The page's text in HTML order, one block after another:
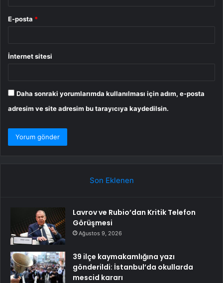
E-posta *
İnternet sitesi
Daha sonraki yorumlarımda kullanılması için adım, e-posta
adresim ve site adresim bu tarayıcıya kaydedilsin.
Son Eklenen
Lavrov ve Rubio’dan Kritik Telefon
Görüşmesi
Ağustos 9, 2026
39 ilçe kaymakamlığına yazı
gönderildi: İstanbul’da okullarda
mescid kararı